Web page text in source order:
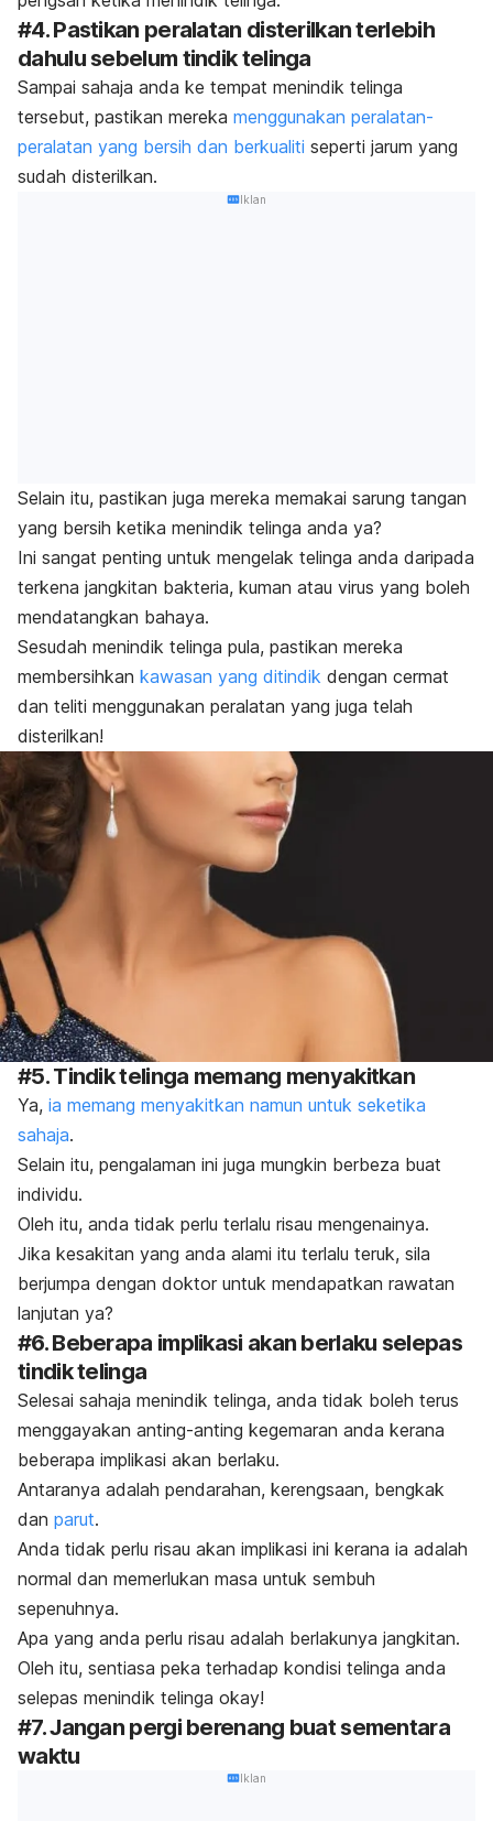
#4. Pastikan peralatan disterilkan terlebih
dahulu sebelum tindik telinga
Sampai sahaja anda ke tempat menindik telinga
tersebut, pastikan mereka menggunakan peralatan-
peralatan yang bersih dan berkualiti seperti jarum yang
sudah disterilkan.
Iklan
Selain itu, pastikan juga mereka memakai sarung tangan
yang bersih ketika menindik telinga anda ya?
Ini sangat penting untuk mengelak telinga anda daripada
terkena jangkitan bakteria, kuman atau virus yang boleh
mendatangkan bahaya.
Sesudah menindik telinga pula, pastikan mereka
membersihkan kawasan yang ditindik dengan cermat
dan teliti menggunakan peralatan yang juga telah
disterilkan!
#5. Tindik telinga memang menyakitkan
Ya, ia memang menyakitkan namun untuk seketika
sahaja.
Selain itu, pengalaman ini juga mungkin berbeza buat
individu.
Oleh itu, anda tidak perlu terlalu risau mengenainya.
Jika kesakitan yang anda alami itu terlalu teruk, sila
berjumpa dengan doktor untuk mendapatkan rawatan
lanjutan ya?
#6. Beberapa implikasi akan berlaku selepas
tindik telinga
Selesai sahaja menindik telinga, anda tidak boleh terus
menggayakan anting-anting kegemaran anda kerana
beberapa implikasi akan berlaku.
Antaranya adalah pendarahan, kerengsaan, bengkak
dan parut.
Anda tidak perlu risau akan implikasi ini kerana ia adalah
normal dan memerlukan masa untuk sembuh
sepenuhnya.
Apa yang anda perlu risau adalah berlakunya jangkitan.
Oleh itu, sentiasa peka terhadap kondisi telinga anda
selepas menindik telinga okay!
#7. Jangan pergi berenang buat sementara
waktu
Iklan